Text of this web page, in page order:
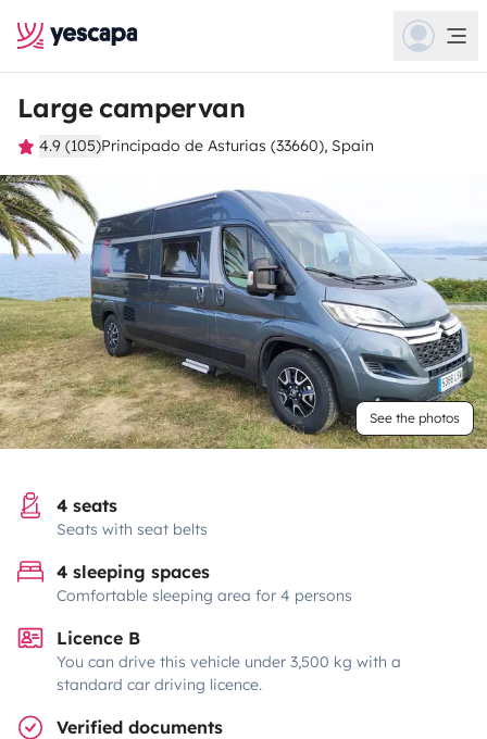
Large campervan
4.9 (105)Principado de Asturias (33660), Spain
See the photos
4 seats
Seats with seat belts
4 sleeping spaces
Comfortable sleeping area for 4 persons
Licence B
You can drive this vehicle under 3,500 kg with a
standard car driving licence.
Verified documents